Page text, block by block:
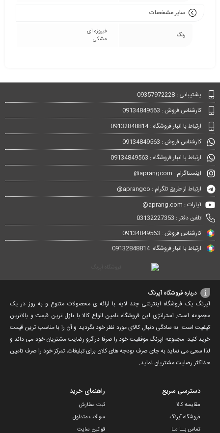
سایر مشخصات
رنگ
فیروزه ای
مشکی
پشتیبانی : 09357972228
کارشناس فروش : 09134849563
ارتباط با انبار فروشگاه : 09132848814
کارشناس فروش : 09134849563
ارتباط با انبار فروشگاه : 09134849563
اینستاگرام : aprangcom@
ارتباط از طریق تلگرام : aprangco@
آپارات : aprang.com@
تلفن دفتر : 03132227353
کارشناس فروش : 09134849563
ارتباط با انبار فروشگاه: 09132848814
درباره فروشگاه آپرنگ
آپرنگ یک فروشگاه اینترنتی چند لایه با ارائه ی محصولات متنوع و به روز در یک
مجموعه است. استراتژی این فروشگاه تامین انواع کالا با نازل ترین قیمت و بالاترین
کیفیت است. به سادگی دنبال کالای مورد نظر خود بگردید و آن را با مناسب ترین قیمت
خرید کنید. مجموعه اپرنگ موفقیت خود را صرفا در گرو رضایت مشتریان خود می داند و
لذا سعی می نماید به جای صرف بودجه های کلان برای تبلیغات، تمرکز خود را صرف تامین
حداکثر رضایت مشتریان نماید‌.
دسترسی سریع
مقایسه کالا
فروشگاه آپرنگ
تماس بــا مـا
راهنمای خرید
ثبت سفارش
سوالات متداول
قوانین سایت